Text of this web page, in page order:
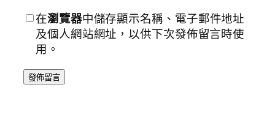
在瀏覽器中儲存顯示名稱、電子郵件地址
及個人網站網址，以供下次發佈留言時使
用。